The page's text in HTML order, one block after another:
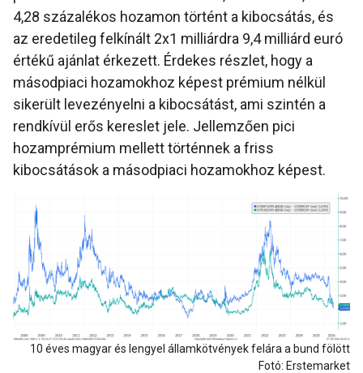
4,28 százalékos hozamon történt a kibocsátás, és
az eredetileg felkínált 2x1 milliárdra 9,4 milliárd euró
értékű ajánlat érkezett. Érdekes részlet, hogy a
másodpiaci hozamokhoz képest prémium nélkül
sikerült levezényelni a kibocsátást, ami szintén a
rendkívül erős kereslet jele. Jellemzően pici
hozamprémium mellett történnek a friss
kibocsátások a másodpiaci hozamokhoz képest.
10 éves magyar és lengyel államkötvények felára a bund fölött
Fotó: Erstemarket